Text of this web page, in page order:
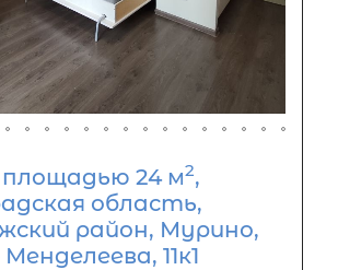
24 м2,
область,
район, Мурино,
11к1